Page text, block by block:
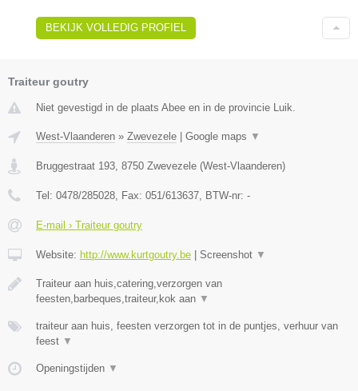
BEKIJK VOLLEDIG PROFIEL
Traiteur goutry
Niet gevestigd in de plaats Abee en in de provincie Luik.
West-Vlaanderen » Zwevezele | Google maps ▼
Bruggestraat 193 8750 Zwevezele (West-Vlaanderen)
Tel: 0478/285028 , Fax: 051/613637 , BTW-nr: -
E-mail › Traiteur goutry
Website: http://www.kurtgoutry.be | Screenshot ▼
Traiteur aan huis,catering,verzorgen van
feesten,barbeques,traiteur,kok aan ▼
traiteur aan huis, feesten verzorgen tot in de puntjes, verhuur van
feest ▼
Openingstijden ▼